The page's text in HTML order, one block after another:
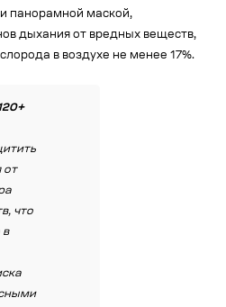
панорамной маской,
дыхания от вредных веществ,
в воздухе не менее 17%.
от
что
в